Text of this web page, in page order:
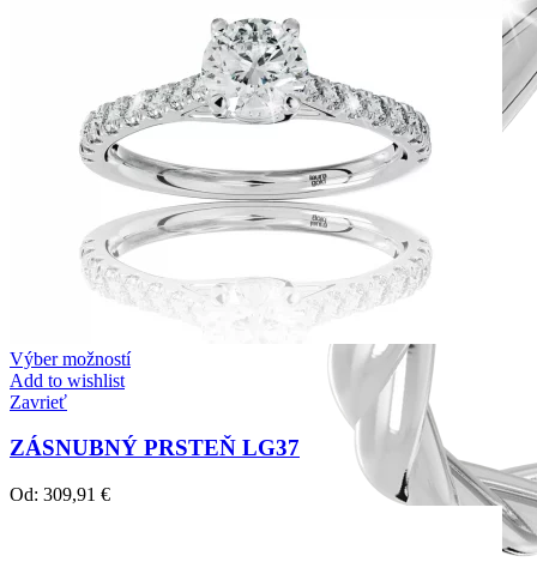
Výber možností
Add to wishlist
Zavrieť
ZÁSNUBNÝ PRSTEŇ LG37
Od: 309,91 €